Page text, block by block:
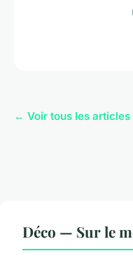
← Voir tous les articles
Déco — Sur le